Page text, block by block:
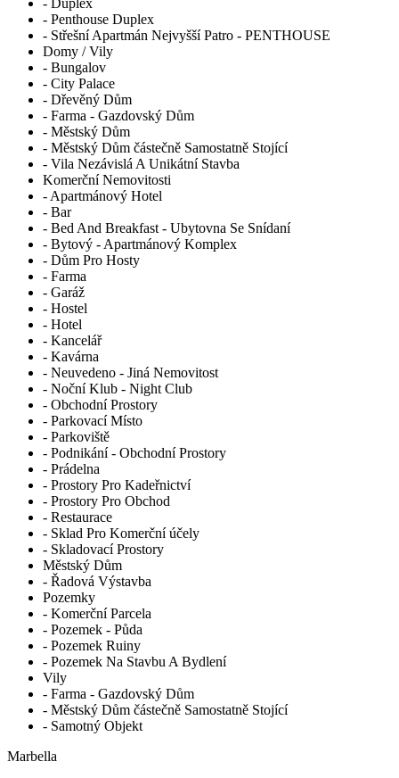
- Duplex
- Penthouse Duplex
- Střešní Apartmán Nejvyšší Patro - PENTHOUSE
Domy / Vily
- Bungalov
- City Palace
- Dřevěný Dům
- Farma - Gazdovský Dům
- Městský Dům
- Městský Dům částečně Samostatně Stojící
- Vila Nezávislá A Unikátní Stavba
Komerční Nemovitosti
- Apartmánový Hotel
- Bar
- Bed And Breakfast - Ubytovna Se Snídaní
- Bytový - Apartmánový Komplex
- Dům Pro Hosty
- Farma
- Garáž
- Hostel
- Hotel
- Kancelář
- Kavárna
- Neuvedeno - Jiná Nemovitost
- Noční Klub - Night Club
- Obchodní Prostory
- Parkovací Místo
- Parkoviště
- Podnikání - Obchodní Prostory
- Prádelna
- Prostory Pro Kadeřnictví
- Prostory Pro Obchod
- Restaurace
- Sklad Pro Komerční účely
- Skladovací Prostory
Městský Dům
- Řadová Výstavba
Pozemky
- Komerční Parcela
- Pozemek - Půda
- Pozemek Ruiny
- Pozemek Na Stavbu A Bydlení
Vily
- Farma - Gazdovský Dům
- Městský Dům částečně Samostatně Stojící
- Samotný Objekt
Marbella